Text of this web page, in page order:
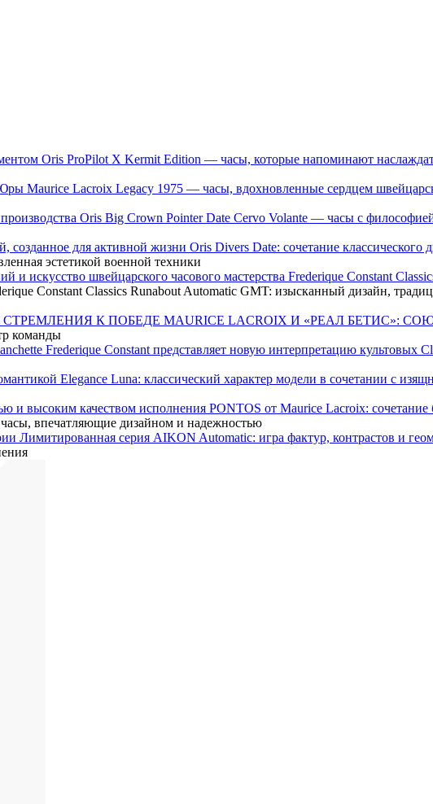
Oris ProPilot X Kermit Edition — часы, которые напоминают
Maurice Lacroix Legacy 1975 — часы, вдохновленные сердцем
Oris Big Crown Pointer Date Cervo Volante — часы с
Oris Divers Date: сочетание
эстетикой военной техники
Frederique Constant
Constant Classics Runabout Automatic GMT: изысканный дизайн,
MAURICE LACROIX И «РЕАЛ БЕТИС»:
команды
Frederique Constant представляет новую интерпретацию культовых
Elegance Luna: классический характер модели в сочетании с
PONTOS от Maurice Lacroix: сочетание
впечатляющие дизайном и надежностью
Лимитированная серия AIKON Automatic: игра фактур, контрастов и